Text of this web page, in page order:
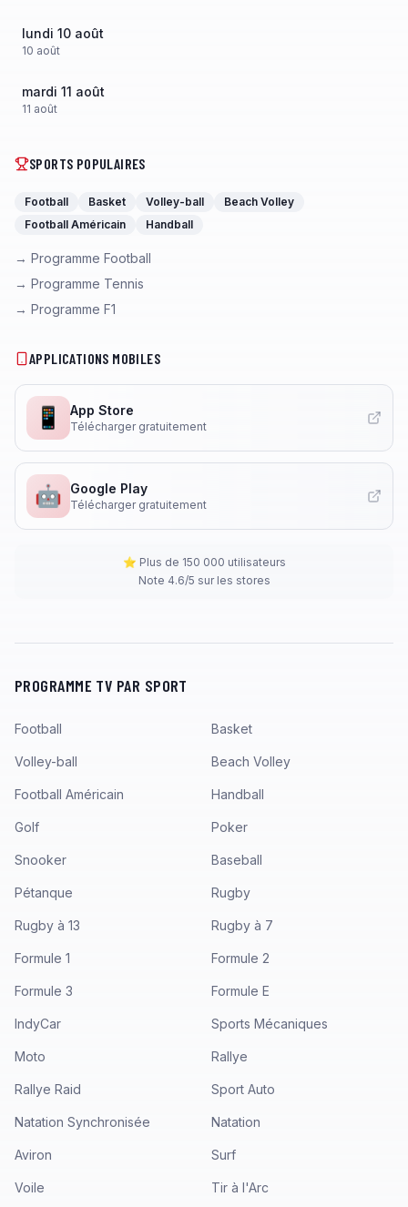
lundi 10 août
10 août
mardi 11 août
11 août
SPORTS POPULAIRES
Football Basket Volley-ball
Beach Volley
Football Américain
Handball
→ Programme Football
→ Programme Tennis
→ Programme F1
APPLICATIONS MOBILES
📱 App Store
Télécharger gratuitement
🤖 Google Play
Télécharger gratuitement
⭐ Plus de 150 000 utilisateurs
Note 4.6/5 sur les stores
PROGRAMME TV PAR SPORT
Football Basket
Volley-ball Beach Volley
Football Américain Handball
Golf Poker
Snooker Baseball
Pétanque Rugby
Rugby à 13 Rugby à 7
Formule 1 Formule 2
Formule 3 Formule E
IndyCar Sports Mécaniques
Moto Rallye
Rallye Raid Sport Auto
Natation Synchronisée Natation
Aviron Surf
Voile Tir à l'Arc